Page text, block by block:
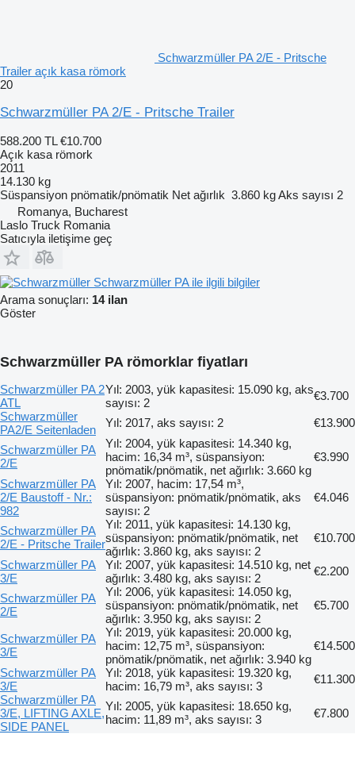
Schwarzmüller PA 2/E - Pritsche
Trailer açık kasa römork
20
Schwarzmüller PA 2/E - Pritsche Trailer
588.200 TL €10.700
Açık kasa römork
2011
14.130 kg
Süspansiyon pnömatik/pnömatik Net ağırlık 3.860 kgAks sayısı 2
Romanya, Bucharest
Laslo Truck Romania
Satıcıyla iletişime geç
Schwarzmüller PA ile ilgili bilgiler
Arama sonuçları: 14 ilan
Göster
Schwarzmüller PA römorklar fiyatları
Schwarzmüller PA 2
ATL
Yıl: 2003, yük kapasitesi: 15.090 kg, aks
sayısı: 2
€3.700
Schwarzmüller
PA2/E Seitenladen
Yıl: 2017, aks sayısı: 2
€13.900
Schwarzmüller PA
2/E
Yıl: 2004, yük kapasitesi: 14.340 kg,
hacim: 16,34 m³, süspansiyon:
pnömatik/pnömatik, net ağırlık: 3.660 kg
€3.990
Schwarzmüller PA
2/E Baustoff - Nr.:
982
Yıl: 2007, hacim: 17,54 m³,
süspansiyon: pnömatik/pnömatik, aks
sayısı: 2
€4.046
Schwarzmüller PA
2/E - Pritsche Trailer
Yıl: 2011, yük kapasitesi: 14.130 kg,
süspansiyon: pnömatik/pnömatik, net
ağırlık: 3.860 kg, aks sayısı: 2
€10.700
Schwarzmüller PA
3/E
Yıl: 2007, yük kapasitesi: 14.510 kg, net
ağırlık: 3.480 kg, aks sayısı: 2
€2.200
Schwarzmüller PA
2/E
Yıl: 2006, yük kapasitesi: 14.050 kg,
süspansiyon: pnömatik/pnömatik, net
ağırlık: 3.950 kg, aks sayısı: 2
€5.700
Schwarzmüller PA
3/E
Yıl: 2019, yük kapasitesi: 20.000 kg,
hacim: 12,75 m³, süspansiyon:
pnömatik/pnömatik, net ağırlık: 3.940 kg
€14.500
Schwarzmüller PA
3/E
Yıl: 2018, yük kapasitesi: 19.320 kg,
hacim: 16,79 m³, aks sayısı: 3
€11.300
Schwarzmüller PA
3/E, LIFTING AXLE,
SIDE PANEL
Yıl: 2005, yük kapasitesi: 18.650 kg,
hacim: 11,89 m³, aks sayısı: 3
€7.800